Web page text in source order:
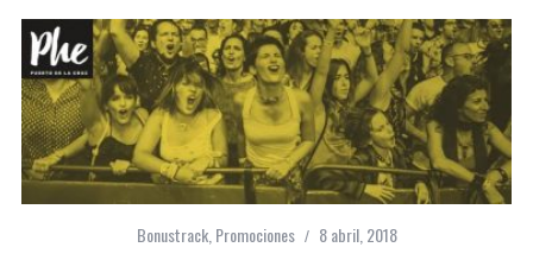
Bonustrack, Promociones 8 abril, 2018